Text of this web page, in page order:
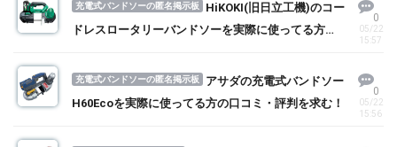
充電式バンドソーの匿名掲示板
HiKOKI(旧日立工機)のコー
ドレスロータリーバンドソーを実際に使ってる方の
0
05/22
15:57
充電式バンドソーの匿名掲示板
アサダの充電式バンドソー
H60Ecoを実際に使ってる方の口コミ・評判を求む！
0
05/22
15:56